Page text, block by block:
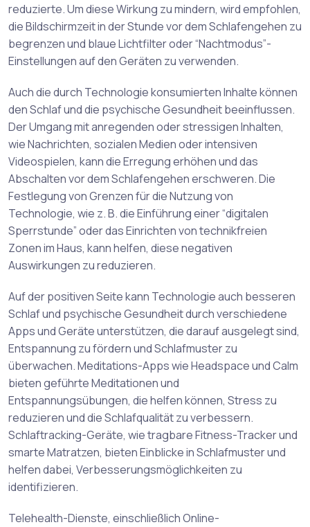
reduzierte. Um diese Wirkung zu mindern, wird empfohlen,
die Bildschirmzeit in der Stunde vor dem Schlafengehen zu
begrenzen und blaue Lichtfilter oder “Nachtmodus”-
Einstellungen auf den Geräten zu verwenden.
Auch die durch Technologie konsumierten Inhalte können
den Schlaf und die psychische Gesundheit beeinflussen.
Der Umgang mit anregenden oder stressigen Inhalten,
wie Nachrichten, sozialen Medien oder intensiven
Videospielen, kann die Erregung erhöhen und das
Abschalten vor dem Schlafengehen erschweren. Die
Festlegung von Grenzen für die Nutzung von
Technologie, wie z. B. die Einführung einer “digitalen
Sperrstunde” oder das Einrichten von technikfreien
Zonen im Haus, kann helfen, diese negativen
Auswirkungen zu reduzieren.
Auf der positiven Seite kann Technologie auch besseren
Schlaf und psychische Gesundheit durch verschiedene
Apps und Geräte unterstützen, die darauf ausgelegt sind,
Entspannung zu fördern und Schlafmuster zu
überwachen. Meditations-Apps wie Headspace und Calm
bieten geführte Meditationen und
Entspannungsübungen, die helfen können, Stress zu
reduzieren und die Schlafqualität zu verbessern.
Schlaftracking-Geräte, wie tragbare Fitness-Tracker und
smarte Matratzen, bieten Einblicke in Schlafmuster und
helfen dabei, Verbesserungsmöglichkeiten zu
identifizieren.
Telehealth-Dienste, einschließlich Online-